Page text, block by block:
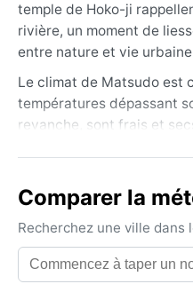
temple de Hoko-ji
rivière, un moment de
entre nature et vie
Le climat de Matsudo est
températures dépassant
revanche, sont frais et
pour les hanami.
La meilleure période pour
quand les températures
que moins fréquents que
L’hiver, quelques chutes
Comparer la
Recherchez une ville